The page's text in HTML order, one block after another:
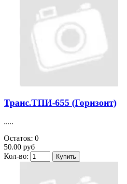
Транс.ТПИ-655 (Горизонт)
.....
Остаток: 0
50.00 руб
Кол-во: